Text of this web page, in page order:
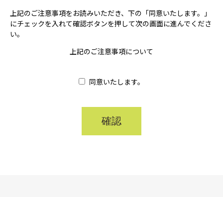
上記のご注意事項をお読みいただき、下の「同意いたします。」
にチェックを入れて確認ボタンを押して次の画面に進んでくださ
い。
上記のご注意事項について
同意いたします。